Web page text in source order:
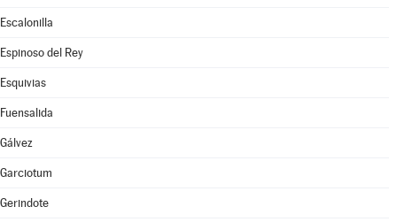
Escalonilla
Espinoso del Rey
Esquivias
Fuensalida
Gálvez
Garciotum
Gerindote